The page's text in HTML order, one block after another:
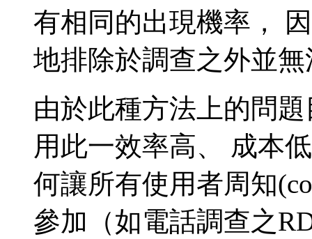
有相同的出現機率，
地排除於調查之外並
由於此種方法上的問
用此一效率高、 成本
何讓所有使用者周知
參加（如電話調查之